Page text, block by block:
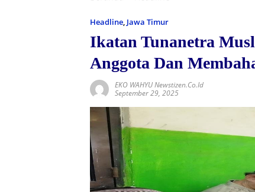
Headline, Jawa Timur
Ikatan Tunanetra
Anggota Dan
EKO WAHYU Newstizen.co.id
September 29, 2025